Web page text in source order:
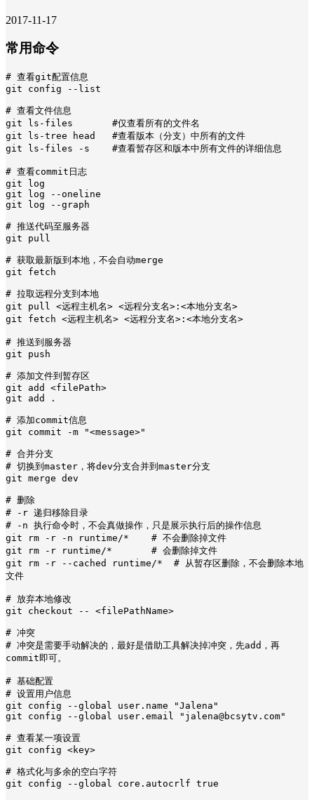
2017-11-17
常用命令
# 查看git配置信息
git config --list
# 查看文件信息
git ls-files       #仅查看所有的文件名
git ls-tree head   #查看版本（分支）中所有的文件
git ls-files -s    #查看暂存区和版本中所有文件的详细信息
# 查看commit日志
git log
git log --oneline
git log --graph
# 推送代码至服务器
git pull
# 获取最新版到本地，不会自动merge
git fetch
# 拉取远程分支到本地
git pull <远程主机名> <远程分支名>:<本地分支名>
git fetch <远程主机名> <远程分支名>:<本地分支名>
# 推送到服务器
git push
# 添加文件到暂存区
git add <filePath>
git add .
# 添加commit信息
git commit -m "<message>"
# 合并分支
# 切换到master，将dev分支合并到master分支
git merge dev
# 删除
# -r 递归移除目录
# -n 执行命令时，不会真做操作，只是展示执行后的操作信息
git rm -r -n runtime/*    # 不会删除掉文件
git rm -r runtime/*       # 会删除掉文件
git rm -r --cached runtime/*  # 从暂存区删除，不会删除本地
文件
# 放弃本地修改
git checkout -- <filePathName>
# 冲突
# 冲突是需要手动解决的，最好是借助工具解决掉冲突，先add，再
commit即可。
# 基础配置
# 设置用户信息
git config --global user.name "Jalena"
git config --global user.email "jalena@bcsytv.com"
# 查看某一项设置
git config <key>
# 格式化与多余的空白字符
git config --global core.autocrlf true